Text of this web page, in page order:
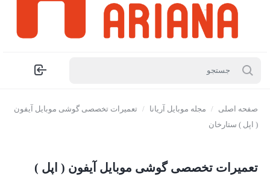
صفحه اصلی / مجله موبایل آریانا / تعمیرات تخصصی گوشی موبایل آیفون
( اپل ) ستارخان
تعمیرات تخصصی گوشی موبایل آیفون ( اپل )